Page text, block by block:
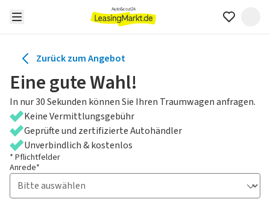
Zurück zum Angebot
Eine gute Wahl!
In nur 30 Sekunden können Sie Ihren Traumwagen anfragen.
Keine Vermittlungsgebühr
Geprüfte und zertifizierte Autohändler
Unverbindlich & kostenlos
* Pflichtfelder
Anrede*